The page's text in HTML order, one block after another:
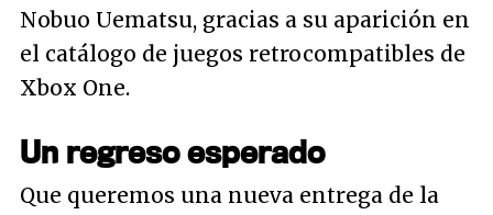
Nobuo Uematsu, gracias a su aparición en
el catálogo de juegos retrocompatibles de
Xbox One.
Un regreso esperado
Que queremos una nueva entrega de la